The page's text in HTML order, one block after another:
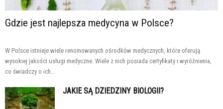
Gdzie jest najlepsza medycyna w Polsce?
W Polsce istnieje wiele renomowanych ośrodków medycznych, które oferują
wysokiej jakości usługi medyczne. Wiele z nich posiada certyfikaty i wyróżnienia,
co świadczy o ich...
JAKIE SĄ DZIEDZINY BIOLOGII?